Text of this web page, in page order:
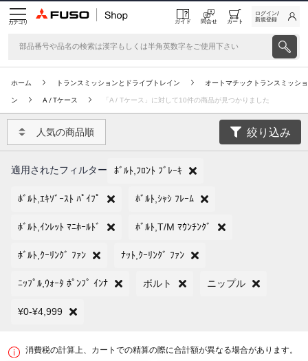
カテゴリ ガイド 問合せ カート
ログイン/
新規登録
ホーム トランスミッションとドライブトレイン オートマチックトランスミッショ
ン A / Tケース 「A / Tケース」に対して10件の商品が見つかりました
人気の商品順 絞り込み
適用されたフィルター ﾎﾞﾙﾄ,ﾌﾛﾝﾄ ﾌﾞﾚｰｷ
ﾎﾞﾙﾄ,ｴｷｿﾞｰｽﾄ ﾊﾟｲﾌﾟ ﾎﾞﾙﾄ,ｼｬｼ ﾌﾚｰﾑ
ﾎﾞﾙﾄ,ｲﾝﾚｯﾄ ﾏﾆﾎｰﾙﾄﾞ ﾎﾞﾙﾄ,T/M ﾏｳﾝﾁﾝｸﾞ
ﾎﾞﾙﾄ,ｸｰﾘﾝｸﾞ ﾌｧﾝ ﾅｯﾄ,ｸｰﾘﾝｸﾞ ﾌｧﾝ
ﾆｯﾌﾟﾙ,ｳｫｰﾀ ﾎﾟﾝﾌﾟ ｲﾝﾅ ボルト ニップル
¥0-¥4,999
消費税の計算上、カートでの精算の際に合計額が異なる場合があります。